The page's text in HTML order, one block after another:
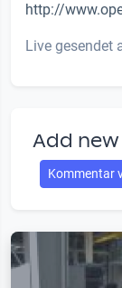
http://
Live gesendet
Add
Kommentar